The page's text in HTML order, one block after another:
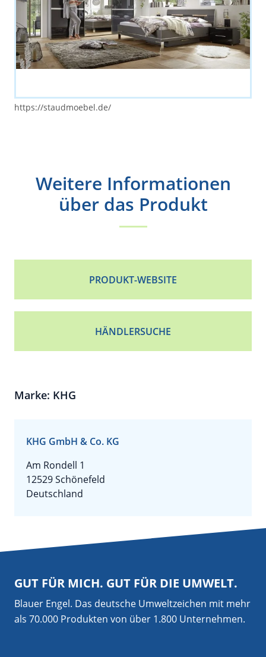
https://staudmoebel.de/
Weitere Informationen
über das Produkt
PRODUKT-WEBSITE
HÄNDLERSUCHE
Marke: KHG
KHG GmbH & Co. KG
Am Rondell 1
12529 Schönefeld
Deutschland
GUT FÜR MICH. GUT FÜR DIE UMWELT.
Blauer Engel. Das deutsche Umweltzeichen mit mehr
als 70.000 Produkten von über 1.800 Unternehmen.